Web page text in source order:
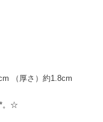
（厚さ）約1.8cm
。☆